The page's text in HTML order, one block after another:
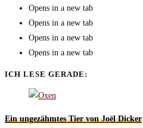
Opens in a new tab
Opens in a new tab
Opens in a new tab
Opens in a new tab
ICH LESE GERADE:
Ein ungezähmtes Tier von Joël Dicker